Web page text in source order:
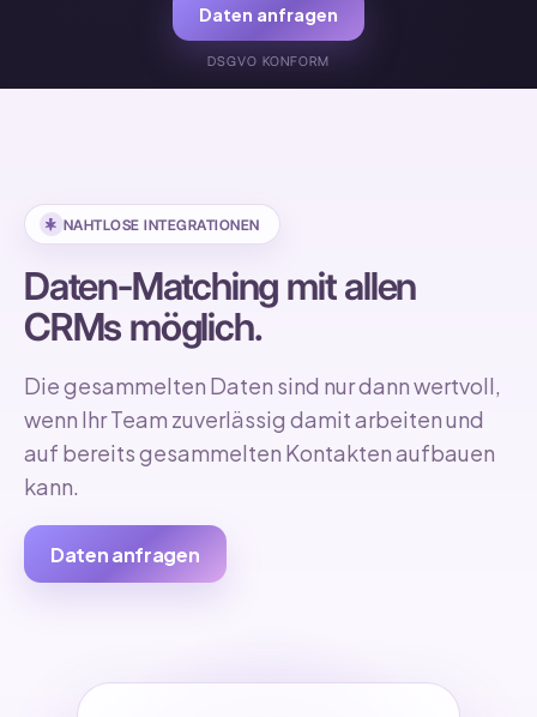
Daten anfragen
DSGVO KONFORM
NAHTLOSE INTEGRATIONEN
Daten-Matching mit allen
CRMs möglich.
Die gesammelten Daten sind nur dann wertvoll,
wenn Ihr Team zuverlässig damit arbeiten und
auf bereits gesammelten Kontakten aufbauen
kann.
Daten anfragen